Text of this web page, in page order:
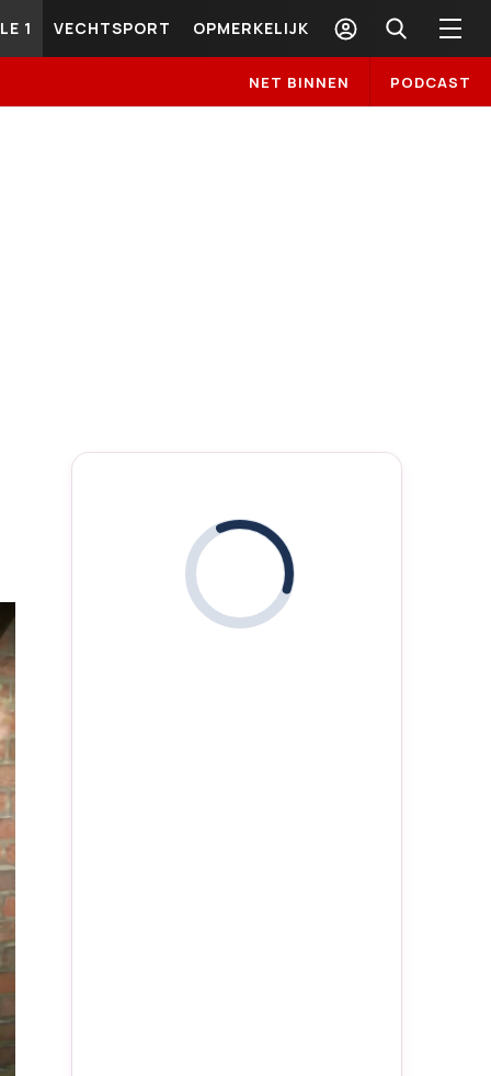
1 VECHTSPORT OPMERKELIJK
NET BINNEN PODCAST